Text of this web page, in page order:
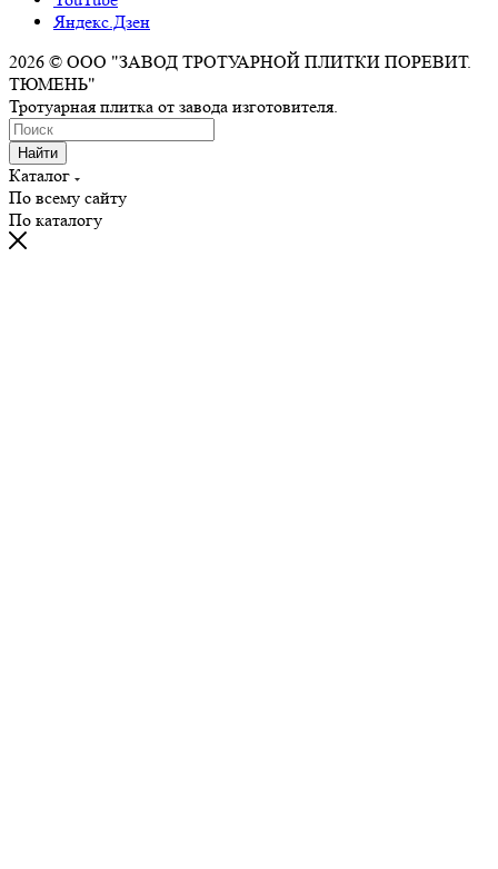
Яндекс.Дзен
2026 © ООО "ЗАВОД ТРОТУАРНОЙ ПЛИТКИ ПОРЕВИТ.
ТЮМЕНЬ"
Тротуарная плитка от завода изготовителя.
Найти
Каталог
По всему сайту
По каталогу